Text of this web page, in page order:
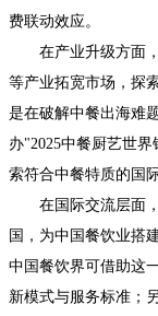
费联动效应。
在产业升级方面，
等产业拓宽市场，探
是在破解中餐出海难
办"2025中餐厨艺世
索符合中餐特质的国
在国际交流层面，
国，为中国餐饮业搭
中国餐饮界可借助这
新模式与服务标准；